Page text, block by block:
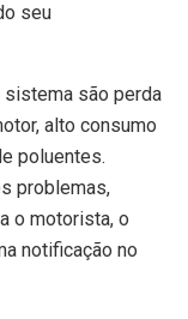
seu
são perda
alto consumo
poluentes.
problemas,
o motorista, o
notificação no